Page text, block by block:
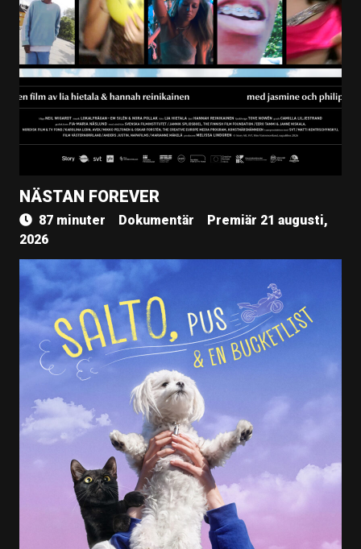
NÄSTAN FOREVER
87 minuter Dokumentär
Premiär 21 augusti,
2026